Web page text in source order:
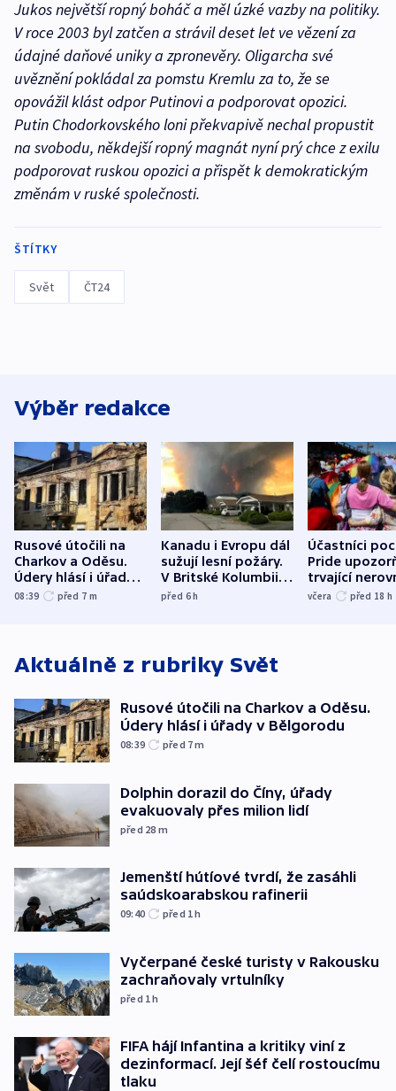
Jukos největší ropný boháč a měl úzké vazby na politiky.
V roce 2003 byl zatčen a strávil deset let ve vězení za
údajné daňové uniky a zpronevěry. Oligarcha své
uvěznění pokládal za pomstu Kremlu za to, že se
opovážil klást odpor Putinovi a podporovat opozici.
Putin Chodorkovského loni překvapivě nechal propustit
na svobodu, někdejší ropný magnát nyní prý chce z exilu
podporovat ruskou opozici a přispět k demokratickým
změnám v ruské společnosti.
ŠTÍTKY
Svět ČT24
Výběr redakce
Rusové útočili na
Charkov a Oděsu.
Údery hlásí i úřady v
Bělgorodu
08:39 před 7 m
Kanadu i Evropu dál
sužují lesní požáry.
V Britské Kolumbii
evakuovali tisíce lidí
před 6h
Účastníci
Pride
trvající
včera před 18 h
Aktuálně z rubriky Svět
Rusové útočili na Charkov a Oděsu.
Údery hlásí i úřady v Bělgorodu
08:39 před 7m
Dolphin dorazil do Číny, úřady
evakuovaly přes milion lidí
před 28 m
Jemenští hútíové tvrdí, že zasáhli
saúdskoarabskou rafinerii
09:40 před 1h
Vyčerpané české turisty v Rakousku
zachraňovaly vrtulníky
před 1h
FIFA hájí Infantina a kritiky viní z
dezinformací. Její šéf čelí rostoucímu
tlaku